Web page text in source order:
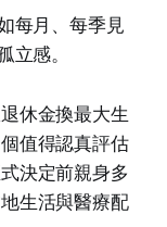
每月、每季見
立感。
休金換最大生
值得認真評估
決定前親身多
生活與醫療配